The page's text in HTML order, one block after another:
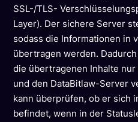
SSL-/TLS-
Layer). Der sichere Server
sodass die Informationen in
übertragen werden.
die übertragenen Inhalte
und den DataBitlaw-Server
kann überprüfen, ob er sich
befindet, wenn in der